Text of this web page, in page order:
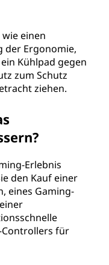
einen
der Ergonomie,
Kühlpad gegen
zum Schutz
ziehen.
Erlebnis
den Kauf einer
eines Gaming-
Controllers für